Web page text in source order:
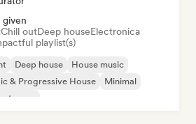
given
Chill outDeep houseElectronica
playlist(s)
Deep house
House music
& Progressive House
Minimal